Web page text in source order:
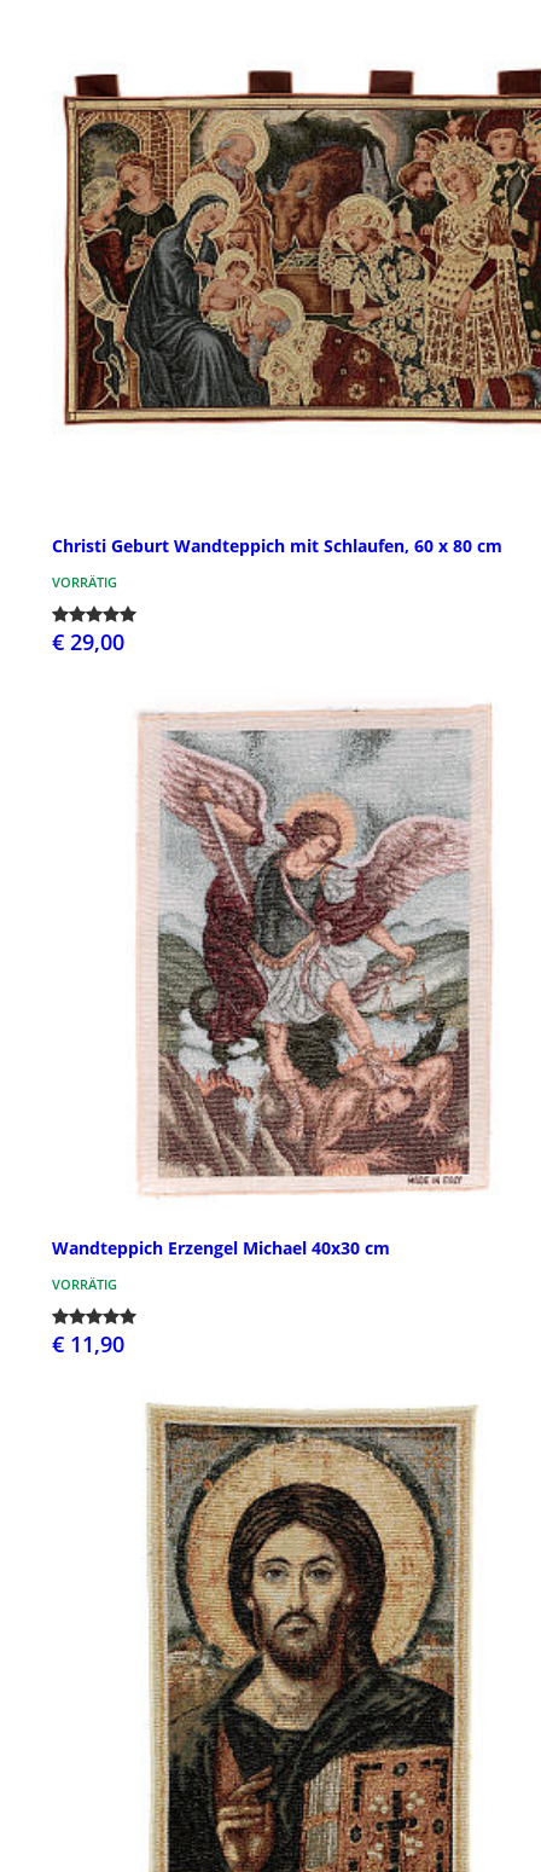
Christi Geburt Wandteppich mit Schlaufen, 60 x 80 cm
VORRÄTIG
€ 29,00
Wandteppich Erzengel Michael 40x30 cm
VORRÄTIG
€ 11,90